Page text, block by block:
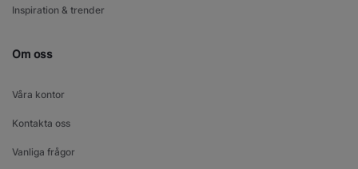
Inspiration & trender
Om oss
Våra kontor
Kontakta oss
Vanliga frågor